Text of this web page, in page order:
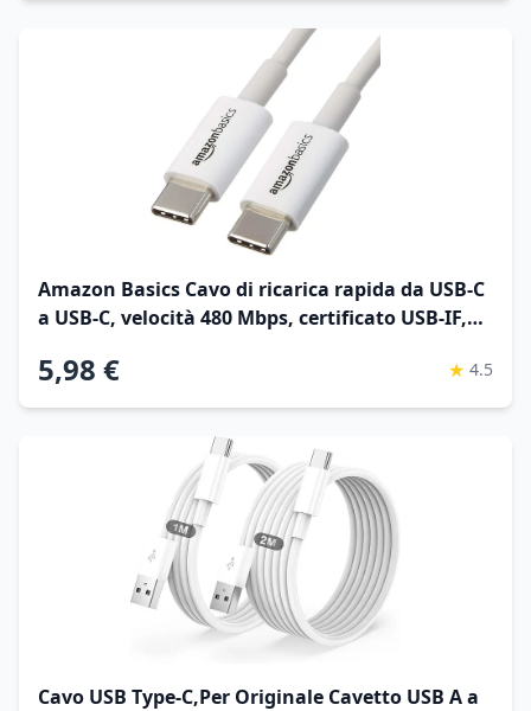
Amazon Basics Cavo di ricarica rapida da USB-C
a USB-C, velocità 480 Mbps, certificato USB-IF,
MacBook, Samsung Galaxy, tablet, laptop, 1.8
m, bianco
5,98 € ★ 4.5
Cavo USB Type-C,Per Originale Cavetto USB A a